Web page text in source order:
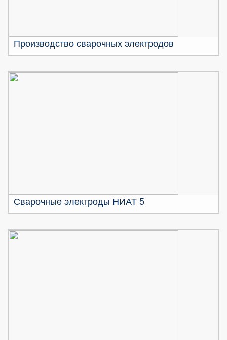
Производство сварочных электродов
Сварочные электроды НИАТ 5